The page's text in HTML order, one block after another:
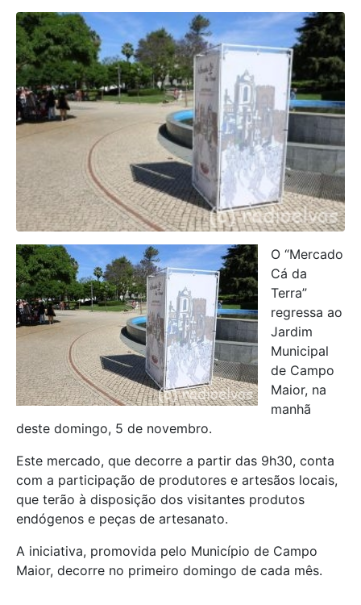
O “Mercado
Cá da
Terra”
regressa ao
Jardim
Municipal
de Campo
Maior, na
manhã
deste domingo, 5 de novembro.
Este mercado, que decorre a partir das 9h30, conta
com a participação de produtores e artesãos locais,
que terão à disposição dos visitantes produtos
endógenos e peças de artesanato.
A iniciativa, promovida pelo Município de Campo
Maior, decorre no primeiro domingo de cada mês.